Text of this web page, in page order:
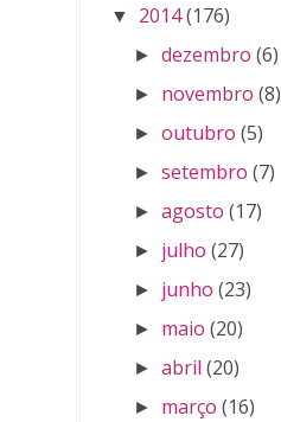
▼ 2014(176)
►dezembro (6)
► novembro (8)
►outubro (5)
►setembro (7)
►agosto (17)
► julho (27)
► junho (23)
► maio (20)
►abril (20)
► março (16)